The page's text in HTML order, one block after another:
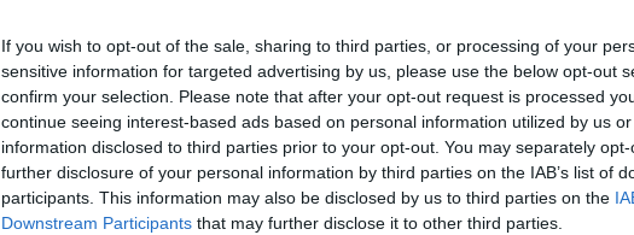
If you wish to opt-out of the sale, sharing to third parties, or processing of your
sensitive information for targeted advertising by us, please use the below opt-out
confirm your selection. Please note that after your opt-out request is processed
continue seeing interest-based ads based on personal information utilized by us
information disclosed to third parties prior to your opt-out. You may separately
further disclosure of your personal information by third parties on the IAB’s list of
participants. This information may also be disclosed by us to third parties on the
Downstream Participants that may further disclose it to other third parties.
07.08 10:50 - SKY - Napoli, mercato in
attacco: interesse per Gabriel Jesus, è
sempre piaciuto ad Allegri
07.08 10:38 - IL MATTINO - Napoli,
mercato in entrata: Zeballos e
del